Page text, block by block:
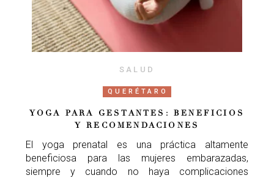
SALUD
QUERÉTARO
YOGA PARA GESTANTES: BENEFICIOS
Y RECOMENDACIONES
El yoga prenatal es una práctica altamente
beneficiosa para las mujeres embarazadas,
siempre y cuando no haya complicaciones